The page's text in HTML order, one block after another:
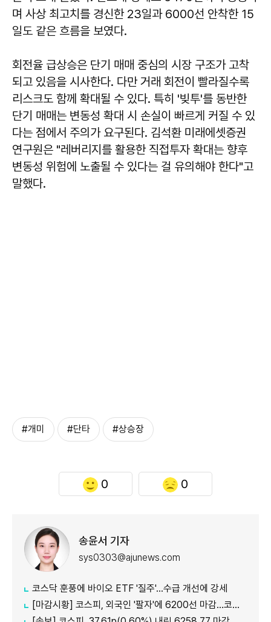
며 사상 최고치를 경신한 23일과 6000선 안착한 15
일도 같은 흐름을 보였다.
회전율 급상승은 단기 매매 중심의 시장 구조가 고착
되고 있음을 시사한다. 다만 거래 회전이 빨라질수록
리스크도 함께 확대될 수 있다. 특히 '빚투'를 동반한
단기 매매는 변동성 확대 시 손실이 빠르게 커질 수 있
다는 점에서 주의가 요구된다. 김석환 미래에셋증권
연구원은 "레버리지를 활용한 직접투자 확대는 향후
변동성 위험에 노출될 수 있다는 걸 유의해야 한다"고
말했다.
#개미 #단타 #상승장
0 0
송윤서 기자
sys0303@ajunews.com
코스닥 훈풍에 바이오 ETF '질주'…수급 개선에 강세
[마감시황] 코스피, 외국인 '팔자'에 6200선 마감…코스닥도 하락